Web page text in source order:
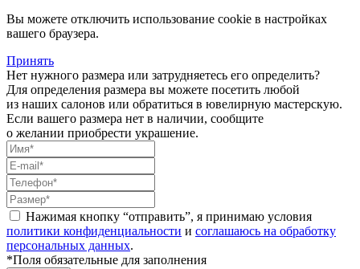
Вы можете отключить использование cookie в настройках
вашего браузера.
Принять
Нет нужного размера или затрудняетесь его определить?
Для определения размера вы можете посетить любой
из наших салонов или обратиться в ювелирную мастерскую.
Если вашего размера нет в наличии, сообщите
о желании приобрести украшение.
Нажимая кнопку “отправить”, я принимаю условия
политики конфиденциальности и соглашаюсь на обработку
персональных данных.
*Поля обязательные для заполнения